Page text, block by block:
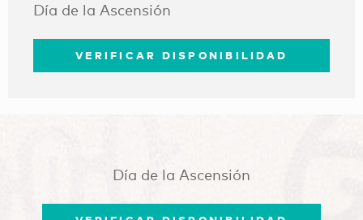
Día de la Ascensión
VERIFICAR DISPONIBILIDAD
Día de la Ascensión